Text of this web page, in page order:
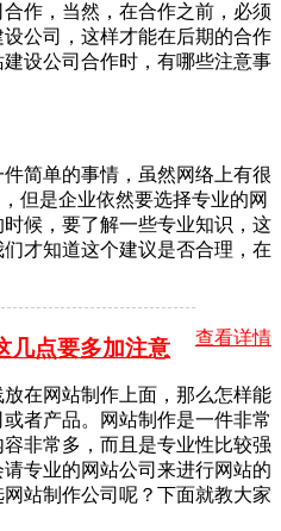
作，当然，在合作之前，必须
公司，这样才能在后期的合作
设公司合作时，有哪些注意事
简单的事情，虽然网络上有很
但是企业依然要选择专业的网
候，要了解一些专业知识，这
才知道这个建议是否合理，在
查看详情
几点要多加注意
在网站制作上面，那么怎样能
者产品。网站制作是一件非常
非常多，而且是专业性比较强
专业的网站公司来进行网站的
站制作公司呢？下面就教大家